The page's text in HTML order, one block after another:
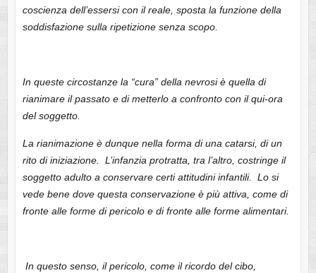
coscienza dell’essersi con il reale, sposta la funzione della
soddisfazione sulla ripetizione senza scopo.
In queste circostanze la “cura” della nevrosi è quella di
rianimare il passato e di metterlo a confronto con il qui-ora
del soggetto.
La rianimazione è dunque nella forma di una catarsi, di un
rito di iniziazione. L’infanzia protratta, tra l’altro, costringe il
soggetto adulto a conservare certi attitudini infantili. Lo si
vede bene dove questa conservazione è più attiva, come di
fronte alle forme di pericolo e di fronte alle forme alimentari.
In questo senso, il pericolo, come il ricordo del cibo,